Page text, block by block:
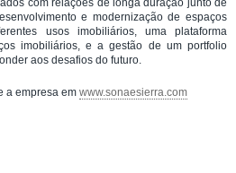
e modernização de espaços
usos imobiliários, uma plataforma
imobiliários, e a gestão de um portfolio
aos desafios do futuro.
a empresa em www.sonaesierra.com